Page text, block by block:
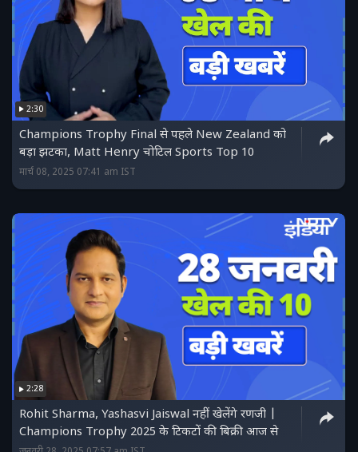
2:30
Champions Trophy Final से पहले New Zealand को
बड़ा झटका, Matt Henry चोटिल Sports Top 10
मार्च 08, 2025 07:41 am IST
2:28
Rohit Sharma, Yashasvi Jaiswal नहीं खेलेंगे रणजी |
Champions Trophy 2025 के टिकटों की बिक्री आज से